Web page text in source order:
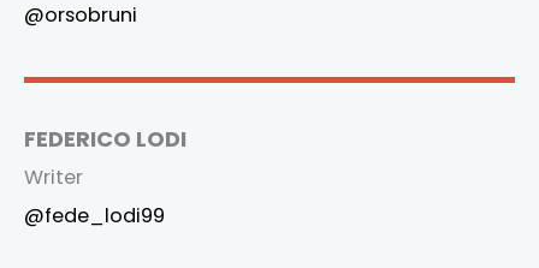
@orsobruni
FEDERICO LODI
Writer
@fede_lodi99